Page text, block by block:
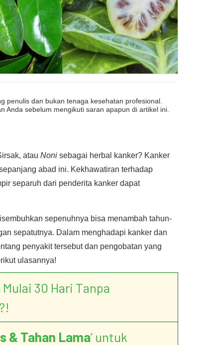
penulis dan bukan tenaga kesehatan profesional.
Anda sebelum mengikuti saran apapun di artikel ini.
atau Noni sebagai herbal kanker? Kanker
abad ini. Kekhawatiran terhadap
separuh dari penderita kanker dapat
sepenuhnya bisa menambah tahun-
sepatutnya. Dalam menghadapi kanker dan
penyakit tersebut dan pengobatan yang
ulasannya!
Mulai 30 Hari Tanpa
& Tahan Lama’ untuk